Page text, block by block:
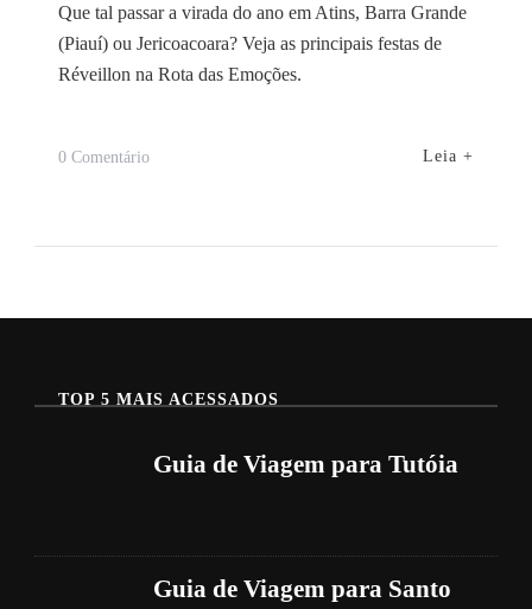
Que tal passar a virada do ano em Atins, Barra Grande
(Piauí) ou Jericoacoara? Veja as principais festas de
Réveillon na Rota das Emoções.
0 ComentárioEm
Emoções
Leia +
TOP 5 MAIS ACESSADOS
Guia de Viagem para Tutóia
Guia de Viagem para Santo